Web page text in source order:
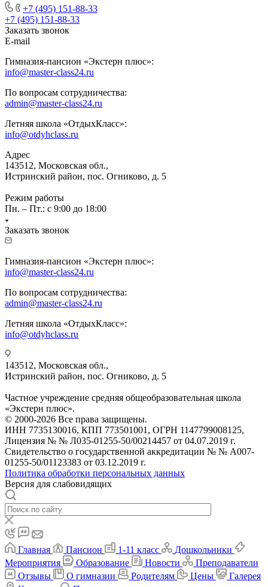
+7 (495) 151-88-33
+7 (495) 151-88-33
Заказать звонок
E-mail
Гимназия-пансион «Экстерн плюс»:
info@master-class24.ru
По вопросам сотрудничества:
admin@master-class24.ru
Летняя школа «ОтдыхКласс»:
info@otdyhclass.ru
Адрес
143512, Московская обл.,
Истринский район, пос. Огниково, д. 5
Режим работы
Пн. – Пт.: с 9:00 до 18:00
Заказать звонок
Гимназия-пансион «Экстерн плюс»:
info@master-class24.ru
По вопросам сотрудничества:
admin@master-class24.ru
Летняя школа «ОтдыхКласс»:
info@otdyhclass.ru
143512, Московская обл.,
Истринский район, пос. Огниково, д. 5
Частное учреждение средняя общеобразовательная школа
«Экстерн плюс».
© 2000-2026 Все права защищены.
ИНН 7735130016, КПП 773501001, ОГРН 1147799008125,
Лицензия № № Л035-01255-50/00214457 от 04.07.2019 г.
Свидетельство о государственной аккредитации № № А007-
01255-50/01123383 от 03.12.2019 г.
Политика обработки персональных данных
Версия для слабовидящих
Главная Пансион 1-11 класс
Дошкольники
Мероприятия
Образование Новости
Преподаватели
Отзывы
О гимназии Родителям Цены
Галерея